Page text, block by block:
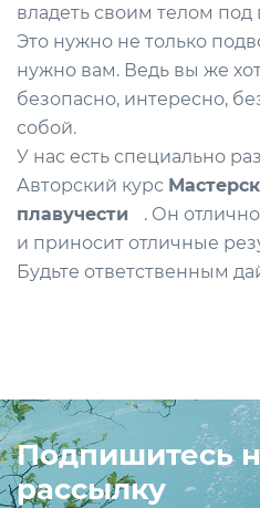
владеть своим телом под
Это нужно не только
нужно вам. Ведь вы же
безопасно, интересно,
собой.
У нас есть специально
Авторский курс
плавучести
. Он
и приносит отличные
Будьте ответственным
Подпишитесь
рассылку